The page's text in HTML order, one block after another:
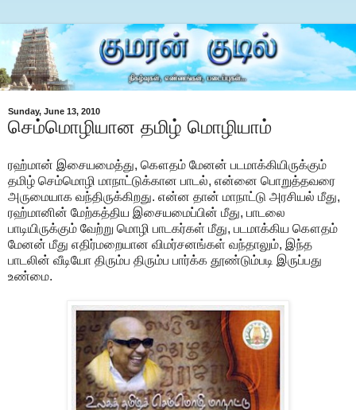
Sunday, June 13, 2010
செம்மொழியான தமிழ் மொழியாம்
ரஹ்மான் இசையமைத்து, கௌதம் மேனன் படமாக்கியிருக்கும்
தமிழ் செம்மொழி மாநாட்டுக்கான பாடல், என்னை பொறுத்தவரை
அருமையாக வந்திருக்கிறது. என்ன தான் மாநாட்டு அரசியல் மீது,
ரஹ்மானின் மேற்கத்திய இசையமைப்பின் மீது, பாடலை
பாடியிருக்கும் வேற்று மொழி பாடகர்கள் மீது, படமாக்கிய கௌதம்
மேனன் மீது எதிர்மறையான விமர்சனங்கள் வந்தாலும், இந்த
பாடலின் வீடியோ திரும்ப திரும்ப பார்க்க தூண்டும்படி இருப்பது
உண்மை.